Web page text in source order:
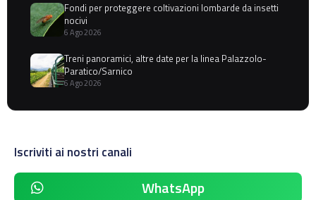
Fondi per proteggere coltivazioni lombarde da insetti
nocivi
6 Ago 2026
Treni panoramici, altre date per la linea Palazzolo-
Paratico/Sarnico
6 Ago 2026
Iscriviti ai nostri canali
WhatsApp